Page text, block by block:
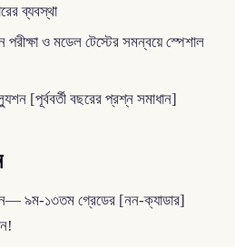
ব্যবস্থা
পরীক্ষা ও মডেল টেস্টের সমন্বয়ে স্পেশাল
[পূর্ববর্তী বছরের প্রশ্ন সমাধান]
৯ম-১৩তম গ্রেডের [নন-ক্যাডার]